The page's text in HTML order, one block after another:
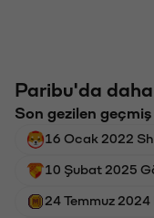
Paribu'da
Son gezilen
16 Ocak 2022
10 Şubat 2025
24 Temmuz